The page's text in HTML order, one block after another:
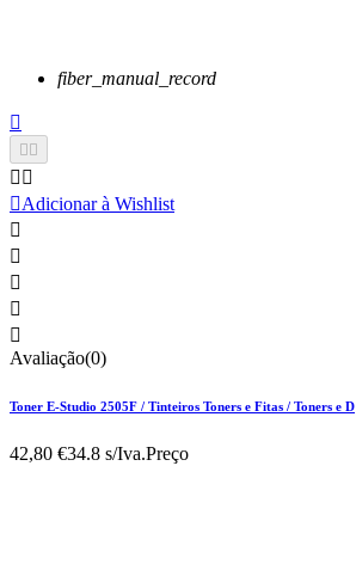
fiber_manual_record

 
 
Adicionar à Wishlist





Avaliação(0)
Toner E-Studio 2505F / Tinteiros Toners e Fitas / Toners e D
42,80 €34.8 s/Iva.Preço